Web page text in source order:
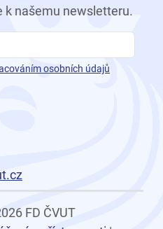
k našemu newsletteru.
osobních údajů
FD ČVUT